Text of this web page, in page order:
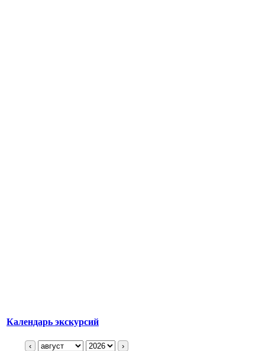
Календарь экскурсий
‹ ›